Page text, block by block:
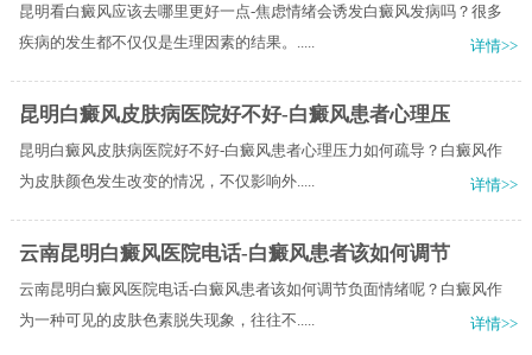
昆明看白癜风应该去哪里更好一点-焦虑情绪会诱发白癜风发病吗？很多
疾病的发生都不仅仅是生理因素的结果。.....
详情>>
昆明白癜风皮肤病医院好不好-白癜风患者心理压
昆明白癜风皮肤病医院好不好-白癜风患者心理压力如何疏导？白癜风作
为皮肤颜色发生改变的情况，不仅影响外.....
详情>>
云南昆明白癜风医院电话-白癜风患者该如何调节
云南昆明白癜风医院电话-白癜风患者该如何调节负面情绪呢？白癜风作
为一种可见的皮肤色素脱失现象，往往不.....
详情>>